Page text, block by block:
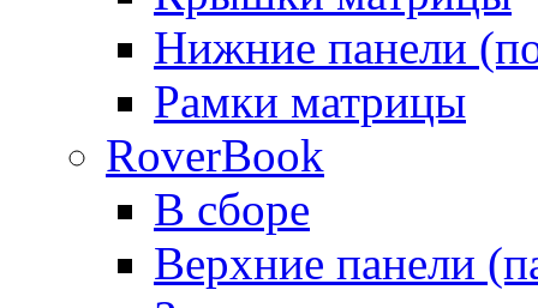
Нижние панели
Рамки матрицы
RoverBook
В сборе
Верхние панели